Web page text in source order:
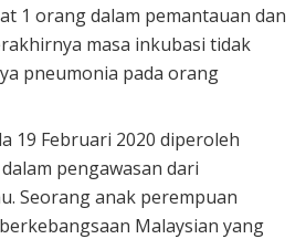
1 orang dalam pemantauan dan
masa inkubasi tidak
pneumonia pada orang
19 Februari 2020 diperoleh
pengawasan dari
Seorang anak perempuan
Malaysian yang